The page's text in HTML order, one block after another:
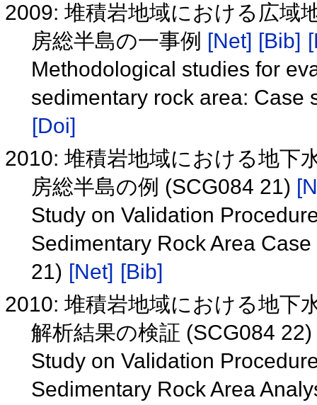
2009: 堆積岩地域における広域
房総半島の一事例 [Net] [Bib]
Methodological studies for
sedimentary rock area:
[Doi]
2010: 堆積岩地域における地下
房総半島の例 (SCG084 21)
Study on Validation
Sedimentary Rock Area
21) [Net] [Bib]
2010: 堆積岩地域における地下
解析結果の検証 (SCG084 22)
Study on Validation
Sedimentary Rock Area